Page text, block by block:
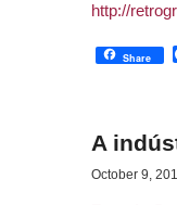
http://
Share
A
October 9,